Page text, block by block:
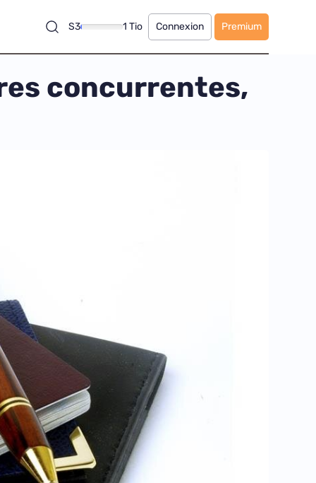
S3 1 Tio Connexion Premium
concurrentes,